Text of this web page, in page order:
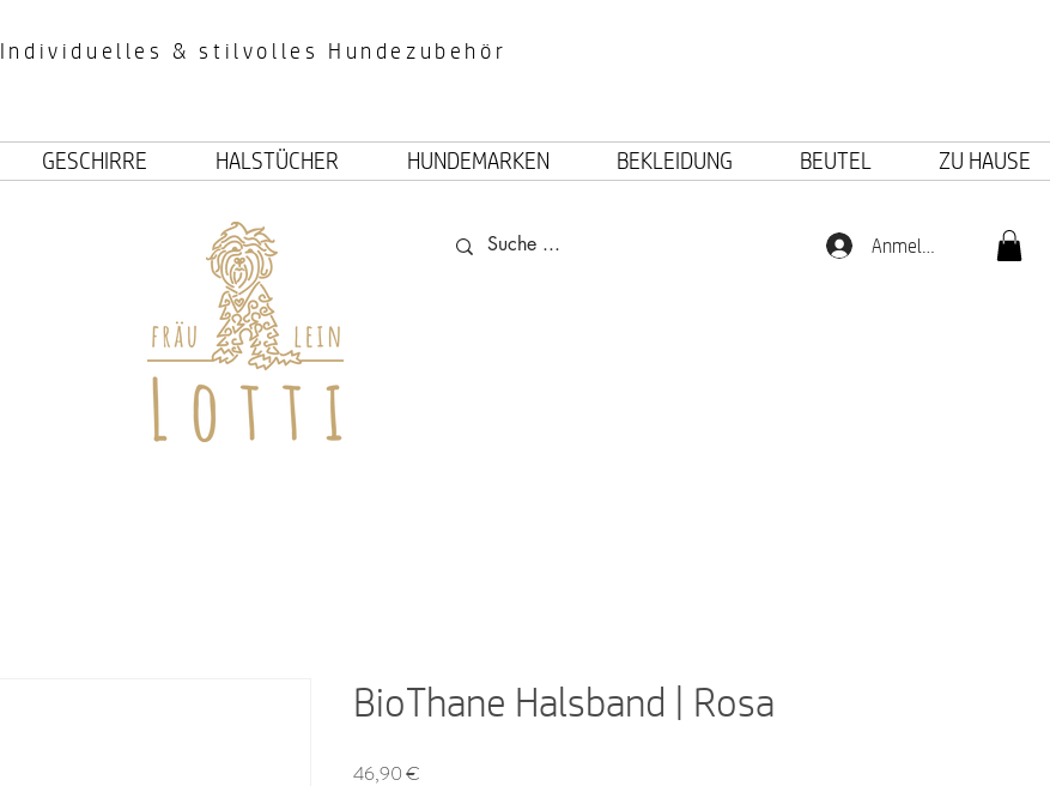
Individuelles & stilvolles Hundezubehör
GESCHIRRE HALSTÜCHER HUNDEMARKEN BEKLEIDUNG BEUTEL ZU HAUSE
Anmelden
BioThane Halsband | Rosa
46,90 €